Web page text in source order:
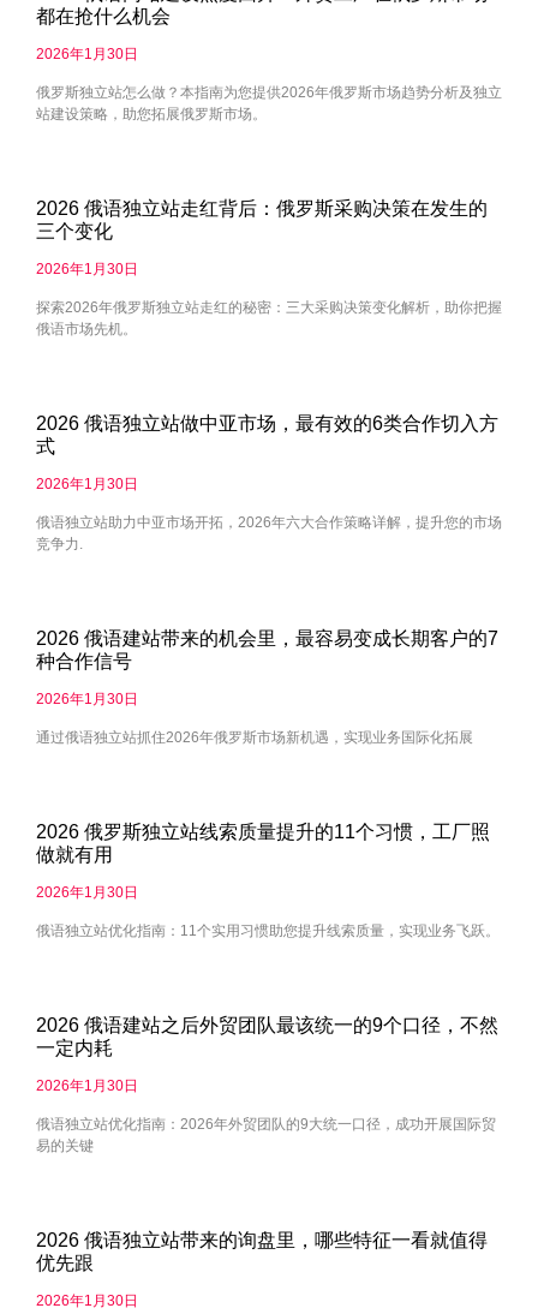
都在抢什么机会
2026年1月30日
俄罗斯独立站怎么做？本指南为您提供2026年俄罗斯市场趋势分析及独立
站建设策略，助您拓展俄罗斯市场。
2026 俄语独立站走红背后：俄罗斯采购决策在发生的
三个变化
2026年1月30日
探索2026年俄罗斯独立站走红的秘密：三大采购决策变化解析，助你把握
俄语市场先机。
2026 俄语独立站做中亚市场，最有效的6类合作切入方
式
2026年1月30日
俄语独立站助力中亚市场开拓，2026年六大合作策略详解，提升您的市场
竞争力.
2026 俄语建站带来的机会里，最容易变成长期客户的7
种合作信号
2026年1月30日
通过俄语独立站抓住2026年俄罗斯市场新机遇，实现业务国际化拓展
2026 俄罗斯独立站线索质量提升的11个习惯，工厂照
做就有用
2026年1月30日
俄语独立站优化指南：11个实用习惯助您提升线索质量，实现业务飞跃。
2026 俄语建站之后外贸团队最该统一的9个口径，不然
一定内耗
2026年1月30日
俄语独立站优化指南：2026年外贸团队的9大统一口径，成功开展国际贸
易的关键
2026 俄语独立站带来的询盘里，哪些特征一看就值得
优先跟
2026年1月30日